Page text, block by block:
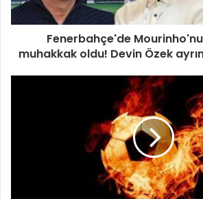
Fenerbahçe'de
muhakkak oldu! Devin Özek